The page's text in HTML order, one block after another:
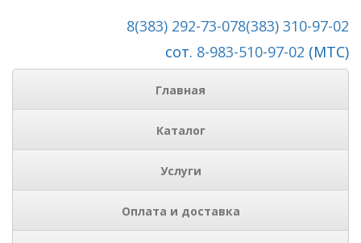
8(383) 310-97-02
8(383) 292-73-07
сот. 8-983-510-97-02 (МТС)
Главная
Каталог
Услуги
Оплата и доставка